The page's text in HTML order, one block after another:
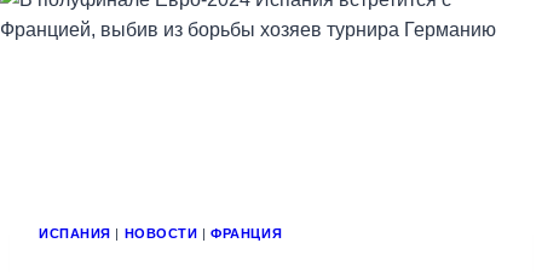
ИСПАНИЯ НОВОСТИ |ФРАНЦИЯ